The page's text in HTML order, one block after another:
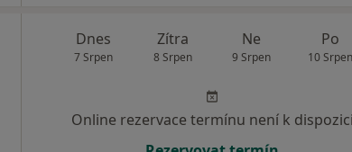
Dnes
7 Srpen
Zítra
8 Srpen
Ne
9 Srpen
Po
10 Srpen
Online rezervace termínu není k dispozici